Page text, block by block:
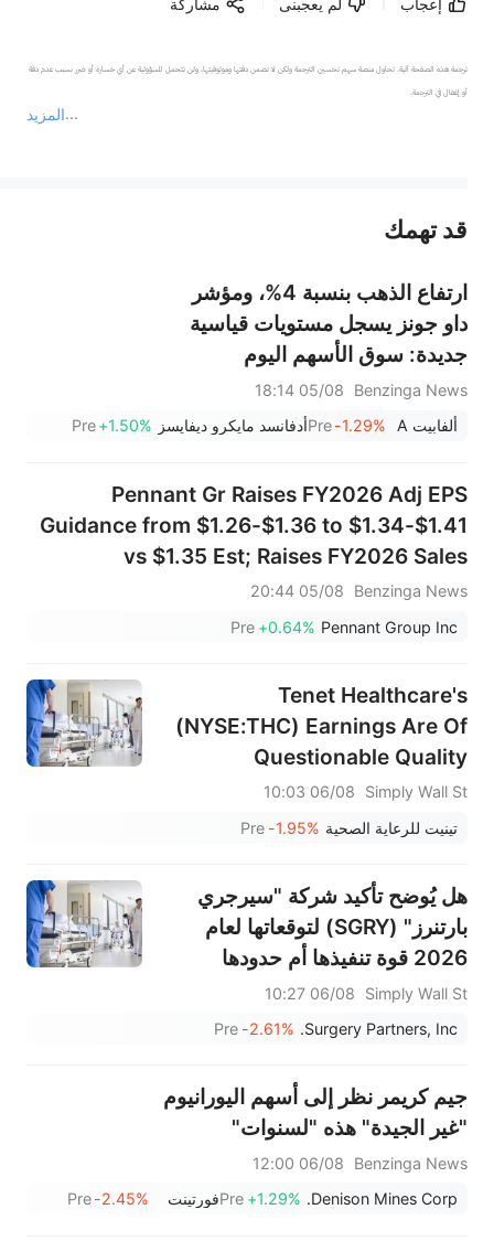
المزيد
ترجمة هذه الصفحة آلية. تحاول منصة سهم تحسين الترجمة ولكن لا تضمن دقتها وموثوقيتها، ولن تتحمل المسؤولية عن أي خسارة أو ضرر بسبب عدم دقة
أو إغفال في الترجمة.
عند الضرورة، يرجى استشارة مستشار استثمار محترف. لا تقدم منصة سهم أي مشورة استثمارية، ولا تقدم أي التزامات أو ضمانات.
قد تهمك
ارتفاع الذهب بنسبة 4%، ومؤشر
داو جونز يسجل مستويات قياسية
جديدة: سوق الأسهم اليوم
Benzinga News
05/08 18:14
ألفابيت A
-1.29%
Preأدفانسد مايكرو ديفايسز +1.50%
Pre
Pennant Gr Raises FY2026 Adj EPS
Guidance from $1.26-$1.36 to $1.34-$1.41
vs $1.35 Est; Raises FY2026 Sales
Guidance from $1.134B-$1.172B to
$1.171B-$1.190B vs $1.165B Est
Benzinga News
05/08 20:44
Pennant Group Inc
+0.64%
Pre
Tenet Healthcare's
(NYSE:THC) Earnings Are Of
Questionable Quality
Simply Wall St
06/08 10:03
تينيت للرعاية الصحية -1.95%
Pre
هل يُوضح تأكيد شركة "سيرجري
بارتنرز" (SGRY) لتوقعاتها لعام
2026 قوة تنفيذها أم حدودها
الاستراتيجية؟
Simply Wall St
06/08 10:27
Surgery Partners, Inc.
-2.61%
Pre
جيم كريمر نظر إلى أسهم اليورانيوم
"غير الجيدة" هذه "لسنوات"
Benzinga News
06/08 12:00
Denison Mines Corp.
+1.29%
Preفورتينت -2.45%
Pre